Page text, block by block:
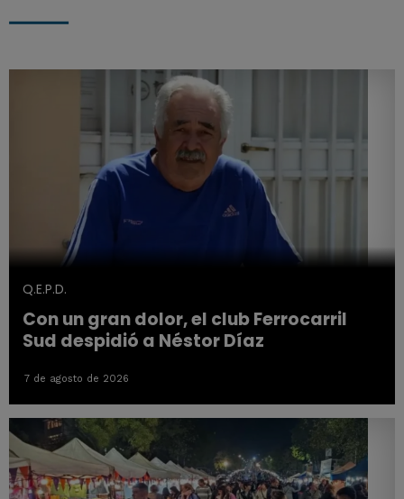
Q.E.P.D.
Con un gran dolor, el club Ferrocarril
Sud despidió a Néstor Díaz
7 de agosto de 2026